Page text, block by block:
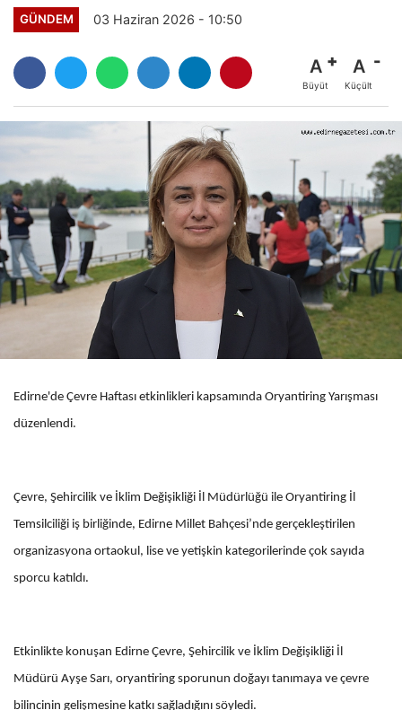
GÜNDEM 03 Haziran 2026 - 10:50
A
Büyüt
A
Küçült
Edirne'de Çevre Haftası etkinlikleri kapsamında Oryantiring Yarışması
düzenlendi.
Çevre, Şehircilik ve İklim Değişikliği İl Müdürlüğü ile Oryantiring İl
Temsilciliği iş birliğinde, Edirne Millet Bahçesi’nde gerçekleştirilen
organizasyona ortaokul, lise ve yetişkin kategorilerinde çok sayıda
sporcu katıldı.
Etkinlikte konuşan Edirne Çevre, Şehircilik ve İklim Değişikliği İl
Müdürü Ayşe Sarı, oryantiring sporunun doğayı tanımaya ve çevre
bilincinin gelişmesine katkı sağladığını söyledi.